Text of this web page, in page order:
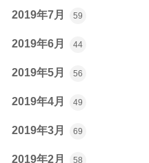
2019年7月 59
2019年6月 44
2019年5月 56
2019年4月 49
2019年3月 69
2019年2月 58